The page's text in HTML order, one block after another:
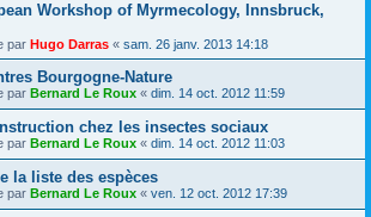
Workshop of Myrmecology, Innsbruck,
par Hugo Darras « sam. 26 janv. 2013 14:18
Bourgogne-Nature
par Bernard Le Roux « dim. 14 oct. 2012 11:59
chez les insectes sociaux
par Bernard Le Roux « dim. 14 oct. 2012 11:03
la liste des espèces
par Bernard Le Roux « ven. 12 oct. 2012 17:39